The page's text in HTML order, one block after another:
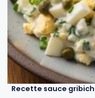
Recette sauce